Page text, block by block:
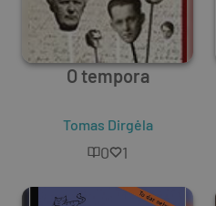
O tempora
Tomas Dirgėla
0 1